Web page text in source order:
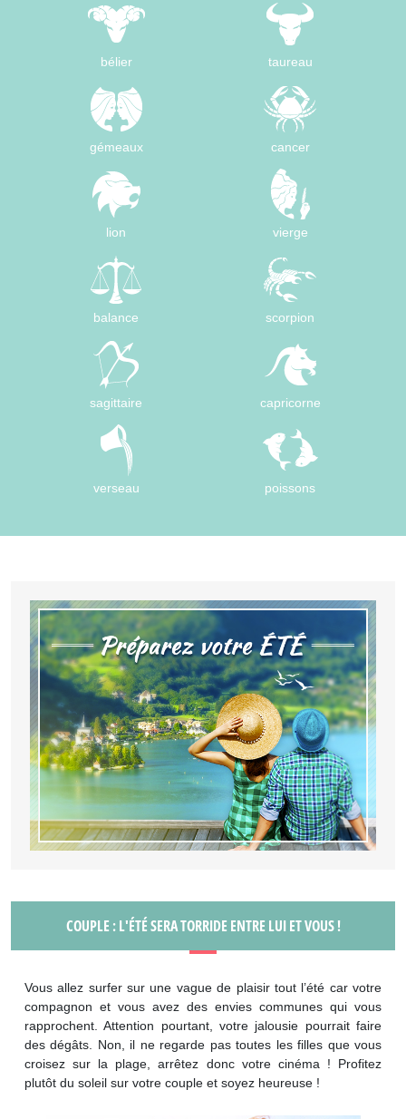
bélier taureau
gémeaux cancer
lion vierge
balance scorpion
sagittaire capricorne
verseau poissons
COUPLE : L'ÉTÉ SERA TORRIDE ENTRE LUI ET VOUS !
Vous allez surfer sur une vague de plaisir tout l’été car votre
compagnon et vous avez des envies communes qui vous
rapprochent. Attention pourtant, votre jalousie pourrait faire
des dégâts. Non, il ne regarde pas toutes les filles que vous
croisez sur la plage, arrêtez donc votre cinéma ! Profitez
plutôt du soleil sur votre couple et soyez heureuse !